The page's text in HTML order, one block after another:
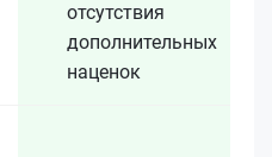
отсутствия
дополнительных
наценок